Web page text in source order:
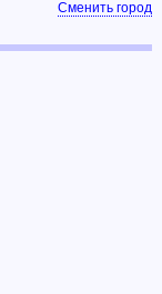
Сменить город